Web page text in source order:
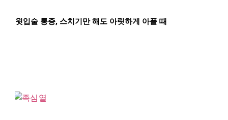
윗입술 통증, 스치기만 해도 아릿하게 아플 때